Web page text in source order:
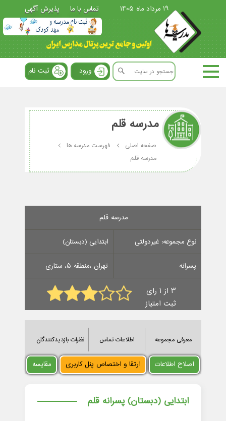
19 مرداد ماه 1405 تماس با ما پذیرش آگهی
ورود ثبت نام
مدرسه قلم
صفحه اصلی
فهرست مدرسه ها
مدرسه قلم
مدرسه قلم
نوع مجموعه: غیردولتی ابتدایی (دبستان)
پسرانه تهران ،منطقه 5، ستاری
3 از 1 رای
ثبت امتیاز
معرفی مجموعه اطلاعات تماس نظرات بازدیدکنندگان
اصلاح اطلاعات ارتقا و اختصاص پنل کاربری مقایسه
ابتدایی (دبستان) پسرانه قلم